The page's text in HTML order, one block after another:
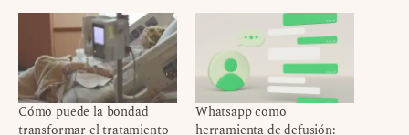
Cómo puede la bondad
transformar el tratamiento
Whatsapp como
herramienta de defusión: